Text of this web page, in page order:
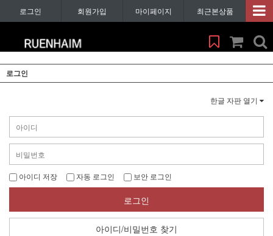
로그인 회원가입 마이페이지 최근본상품
로그인
한글 자판 열기
아이디 저장 자동 로그인 보안 로그인
로그인
아이디/비밀번호 찾기